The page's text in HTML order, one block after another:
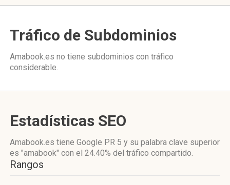
Tráfico de Subdominios
Amabook.es no tiene subdominios con tráfico
considerable.
Estadísticas SEO
Amabook.es tiene Google PR 5 y su palabra clave superior
es "amabook" con el 24.40% del tráfico compartido.
Rangos